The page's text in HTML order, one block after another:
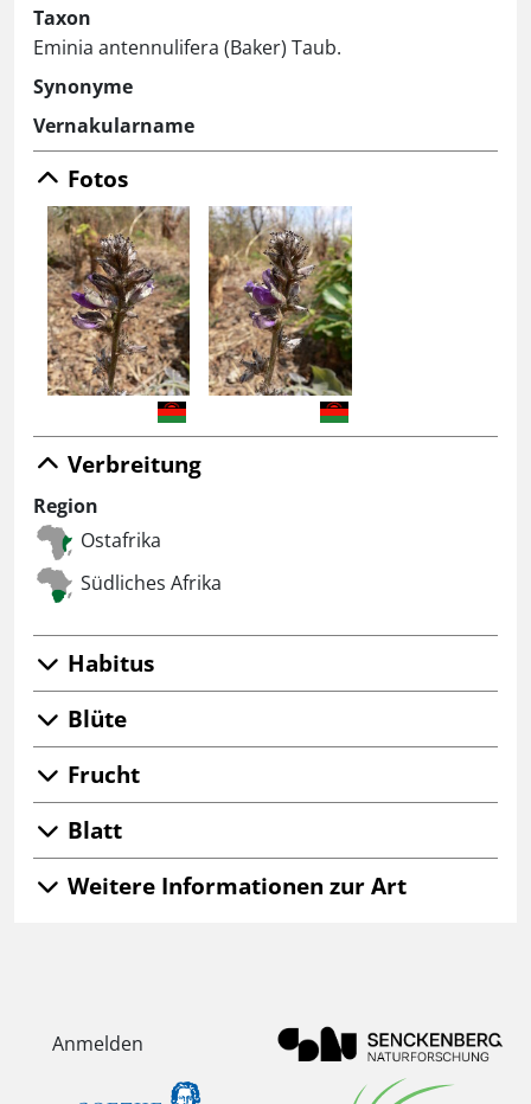
Taxon
Eminia antennulifera (Baker) Taub.
Synonyme
Vernakularname
Fotos
Verbreitung
Region
Ostafrika
Südliches Afrika
Habitus
Blüte
Frucht
Blatt
Weitere Informationen zur Art
Anmelden